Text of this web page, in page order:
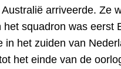
arriveerde. Ze
het squadron was eerst
in het zuiden van
het einde van de